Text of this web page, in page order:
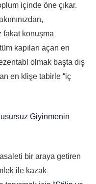
içinde öne çıkar.
fakat konuşma
kapıları açan en
olmak başta dış
en klişe tabirle “iç
Giyinmenin
bir araya getiren
ile kazak